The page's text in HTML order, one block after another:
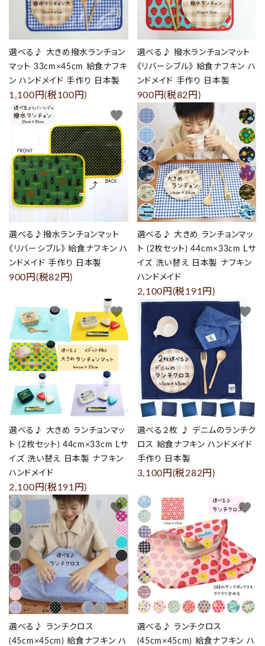
選べる♪ 大きめ撥水ランチョン
マット 33cm×45cm 給食ナフキ
ン ハンドメイド 手作り 日本製
1,100円(税100円)
選べる♪ 撥水ランチョンマット
《リバーシブル》 給食ナフキン ハ
ンドメイド 手作り 日本製
900円(税82円)
選べる♪撥水ランチョンマット
《リバーシブル》 給食ナフキン ハ
ンドメイド 手作り 日本製
900円(税82円)
favorite
選べる♪ 大きめ ランチョンマッ
ト (2枚セット) 44cm×33cm Lサ
イズ 洗い替え 日本製 ナフキン
ハンドメイド
2,100円(税191円)
favorite
選べる♪ 大きめ ランチョンマッ
ト (2枚セット) 44cm×33cm Lサ
イズ 洗い替え 日本製 ナフキン
ハンドメイド
2,100円(税191円)
favorite
選べる２枚 ♪ デニムのランチク
ロス 給食ナフキン ハンドメイド
手作り 日本製
3,100円(税282円)
favorite
選べる♪ ランチクロス
(45cm×45cm) 給食ナフキン ハ
favorite
選べる♪ ランチクロス
(45cm×45cm) 給食ナフキン ハ
favorite